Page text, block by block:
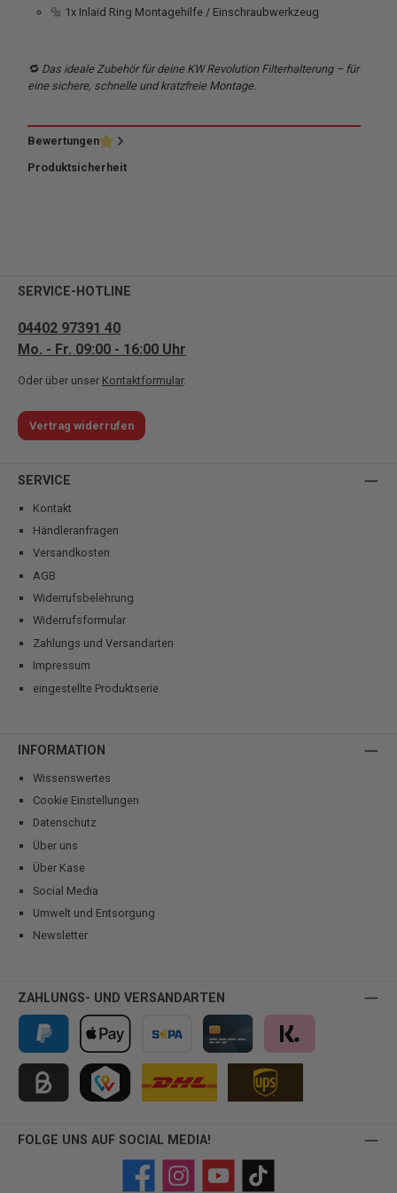
🔩 1x Inlaid Ring Montagehilfe / Einschraubwerkzeug
🔁 Das ideale Zubehör für deine KW Revolution Filterhalterung – für
eine sichere, schnelle und kratzfreie Montage.
Bewertungen
Produktsicherheit
SERVICE-HOTLINE
04402 97391 40
Mo. - Fr. 09:00 - 16:00 Uhr
Oder über unser Kontaktformular.
Vertrag widerrufen
SERVICE
Kontakt
Händleranfragen
Versandkosten
AGB
Widerrufsbelehrung
Widerrufsformular
Zahlungs und Versandarten
Impressum
eingestellte Produktserie
INFORMATION
Wissenswertes
Cookie Einstellungen
Datenschutz
Über uns
Über Kase
Social Media
Umwelt und Entsorgung
Newsletter
ZAHLUNGS- UND VERSANDARTEN
PayPal Apple Pay Vorkasse Kreditkarte Klarna
FOLGE UNS AUF SOCIAL MEDIA!
FacebookInstagramYouTube TikTok